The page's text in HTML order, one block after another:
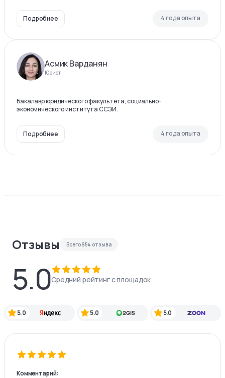
Подробнее 4 года опыта
Асмик Варданян
Юрист
Бакалавр юридического факультета, социально-
экономического института ССЭИ.
Подробнее 4 года опыта
Отзывы Всего854 отзыва
5.0Средний рейтинг с площадок
5.0 5.0 5.0
Комментарий: